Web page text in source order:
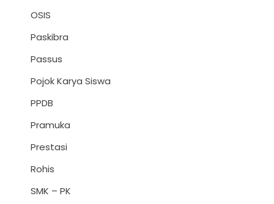
OSIS
Paskibra
Passus
Pojok Karya Siswa
PPDB
Pramuka
Prestasi
Rohis
SMK – PK